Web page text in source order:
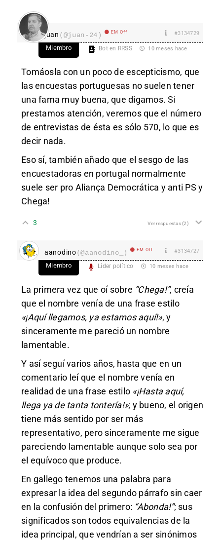
juan (@juan-24) EM Off #3134729
Miembro Bot en RRSS 10 meses hace
Tomáosla con un poco de escepticismo, que
las encuestas portuguesas no suelen tener
una fama muy buena, que digamos. Si
prestamos atención, veremos que el número
de entrevistas de ésta es sólo 570, lo que es
decir nada.
Eso sí, también añado que el sesgo de las
encuestadoras en portugal normalmente
suele ser pro Aliança Democrática y anti PS y
Chega!
3 Ver respuestas(2)
aanodino(@aanodino_) EM Off #3134727
Miembro Líder político 10 meses hace
La primera vez que oí sobre “Chega!”, creía
que el nombre venía de una frase estilo
«¡Aquí llegamos, ya estamos aquí!», y
sinceramente me pareció un nombre
lamentable.
Y así seguí varios años, hasta que en un
comentario leí que el nombre venía en
realidad de una frase estilo «¡Hasta aquí,
llega ya de tanta tontería!»; y bueno, el origen
tiene más sentido por ser más
representativo, pero sinceramente me sigue
pareciendo lamentable aunque solo sea por
el equívoco que produce.
En gallego tenemos una palabra para
expresar la idea del segundo párrafo sin caer
en la confusión del primero: “Abonda!”; sus
significados son todos equivalencias de la
idea principal, que vendrían a ser sinónimos